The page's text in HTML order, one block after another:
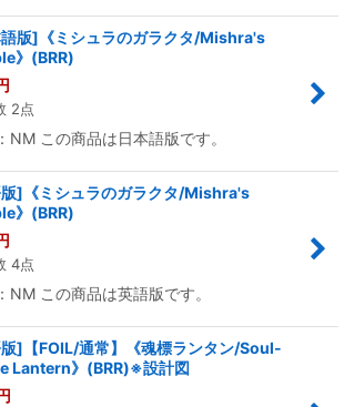
版]《ミシュラのガラクタ/Mishra's
》(BRR)
2点
NM この商品は日本語版です。
]《ミシュラのガラクタ/Mishra's
》(BRR)
4点
NM この商品は英語版です。
]【FOIL/通常】《魂標ランタン/Soul-
Lantern》(BRR)※設計図